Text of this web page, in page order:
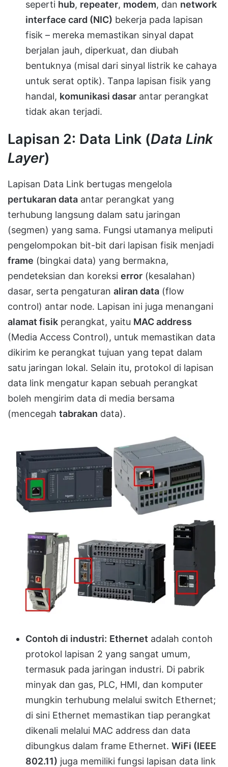
seperti hub, repeater, modem, dan network
interface card (NIC) bekerja pada lapisan
fisik – mereka memastikan sinyal dapat
berjalan jauh, diperkuat, dan diubah
bentuknya (misal dari sinyal listrik ke cahaya
untuk serat optik). Tanpa lapisan fisik yang
handal, komunikasi dasar antar perangkat
tidak akan terjadi.
Lapisan 2: Data Link (Data Link
Layer)
Lapisan Data Link bertugas mengelola
pertukaran data antar perangkat yang
terhubung langsung dalam satu jaringan
(segmen) yang sama. Fungsi utamanya meliputi
pengelompokan bit-bit dari lapisan fisik menjadi
frame (bingkai data) yang bermakna,
pendeteksian dan koreksi error (kesalahan)
dasar, serta pengaturan aliran data (flow
control) antar node. Lapisan ini juga menangani
alamat fisik perangkat, yaitu MAC address
(Media Access Control), untuk memastikan data
dikirim ke perangkat tujuan yang tepat dalam
satu jaringan lokal. Selain itu, protokol di lapisan
data link mengatur kapan sebuah perangkat
boleh mengirim data di media bersama
(mencegah tabrakan data).
Contoh di industri: Ethernet adalah contoh
protokol lapisan 2 yang sangat umum,
termasuk pada jaringan industri. Di pabrik
minyak dan gas, PLC, HMI, dan komputer
mungkin terhubung melalui switch Ethernet;
di sini Ethernet memastikan tiap perangkat
dikenali melalui MAC address dan data
dibungkus dalam frame Ethernet. WiFi (IEEE
802.11) juga memiliki fungsi lapisan data link